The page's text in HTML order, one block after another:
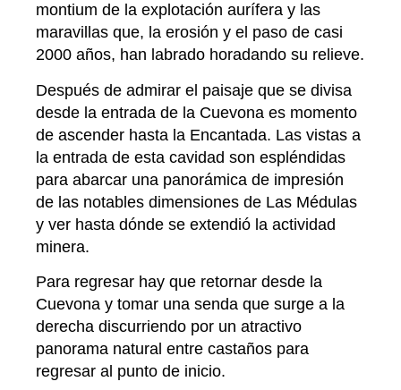
montium de la explotación aurífera y las
maravillas que, la erosión y el paso de casi
2000 años, han labrado horadando su relieve.
Después de admirar el paisaje que se divisa
desde la entrada de la Cuevona es momento
de ascender hasta la Encantada. Las vistas a
la entrada de esta cavidad son espléndidas
para abarcar una panorámica de impresión
de las notables dimensiones de Las Médulas
y ver hasta dónde se extendió la actividad
minera.
Para regresar hay que retornar desde la
Cuevona y tomar una senda que surge a la
derecha discurriendo por un atractivo
panorama natural entre castaños para
regresar al punto de inicio.